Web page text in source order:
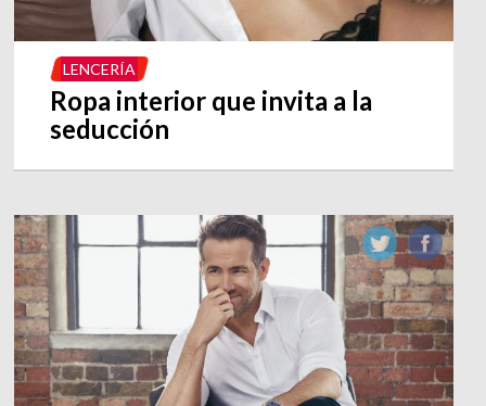
LENCERÍA
Ropa interior que invita a la
seducción